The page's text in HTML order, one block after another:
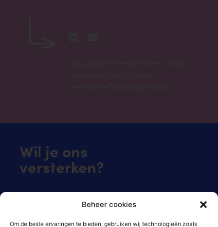
Beheer cookies
Om de beste ervaringen te bieden, gebruiken wij technologieën zoals
Wil je ons
versterken?
Je donatie is meer dan welkom!